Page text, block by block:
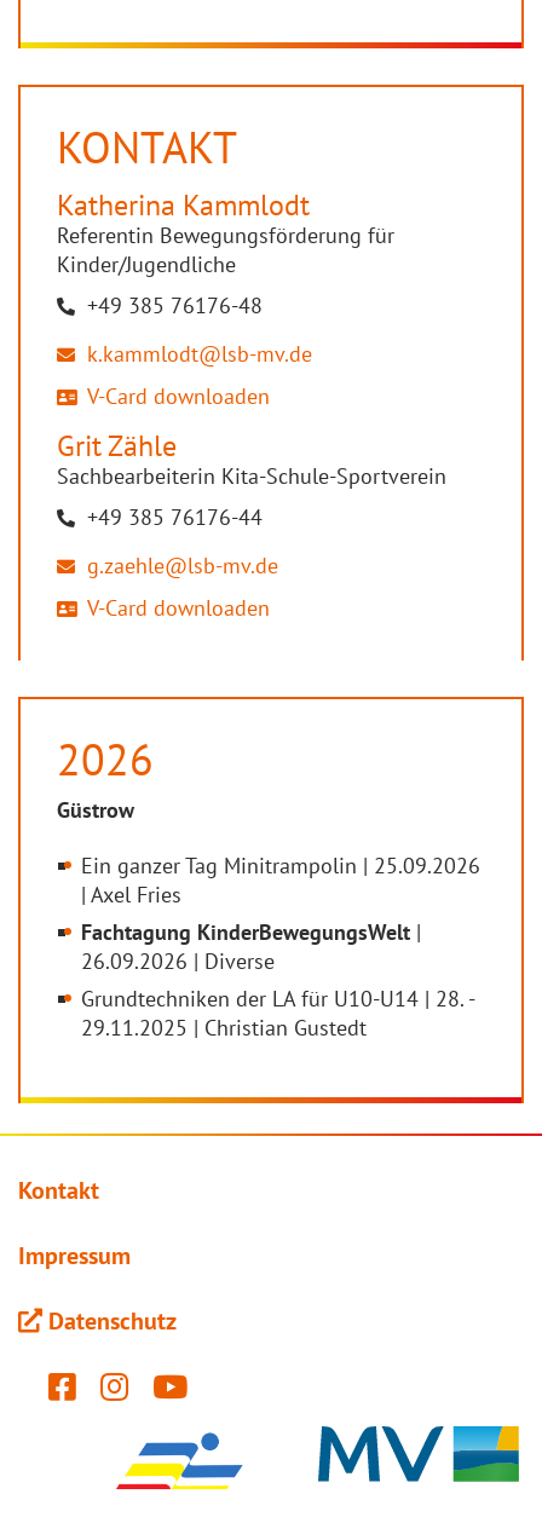
KONTAKT
Katherina Kammlodt
Referentin Bewegungsförderung für
Kinder/Jugendliche
+49 385 76176-48
k.kammlodt@lsb-mv.de
V-Card downloaden
GritZähle
Sachbearbeiterin Kita-Schule-Sportverein
+49 385 76176-44
g.zaehle@lsb-mv.de
V-Card downloaden
2026
Güstrow
Ein ganzer Tag Minitrampolin | 25.09.2026
| Axel Fries
Fachtagung KinderBewegungsWelt |
26.09.2026 | Diverse
Grundtechniken der LA für U10-U14 | 28. -
29.11.2025 | Christian Gustedt
Kontakt
Impressum
Datenschutz